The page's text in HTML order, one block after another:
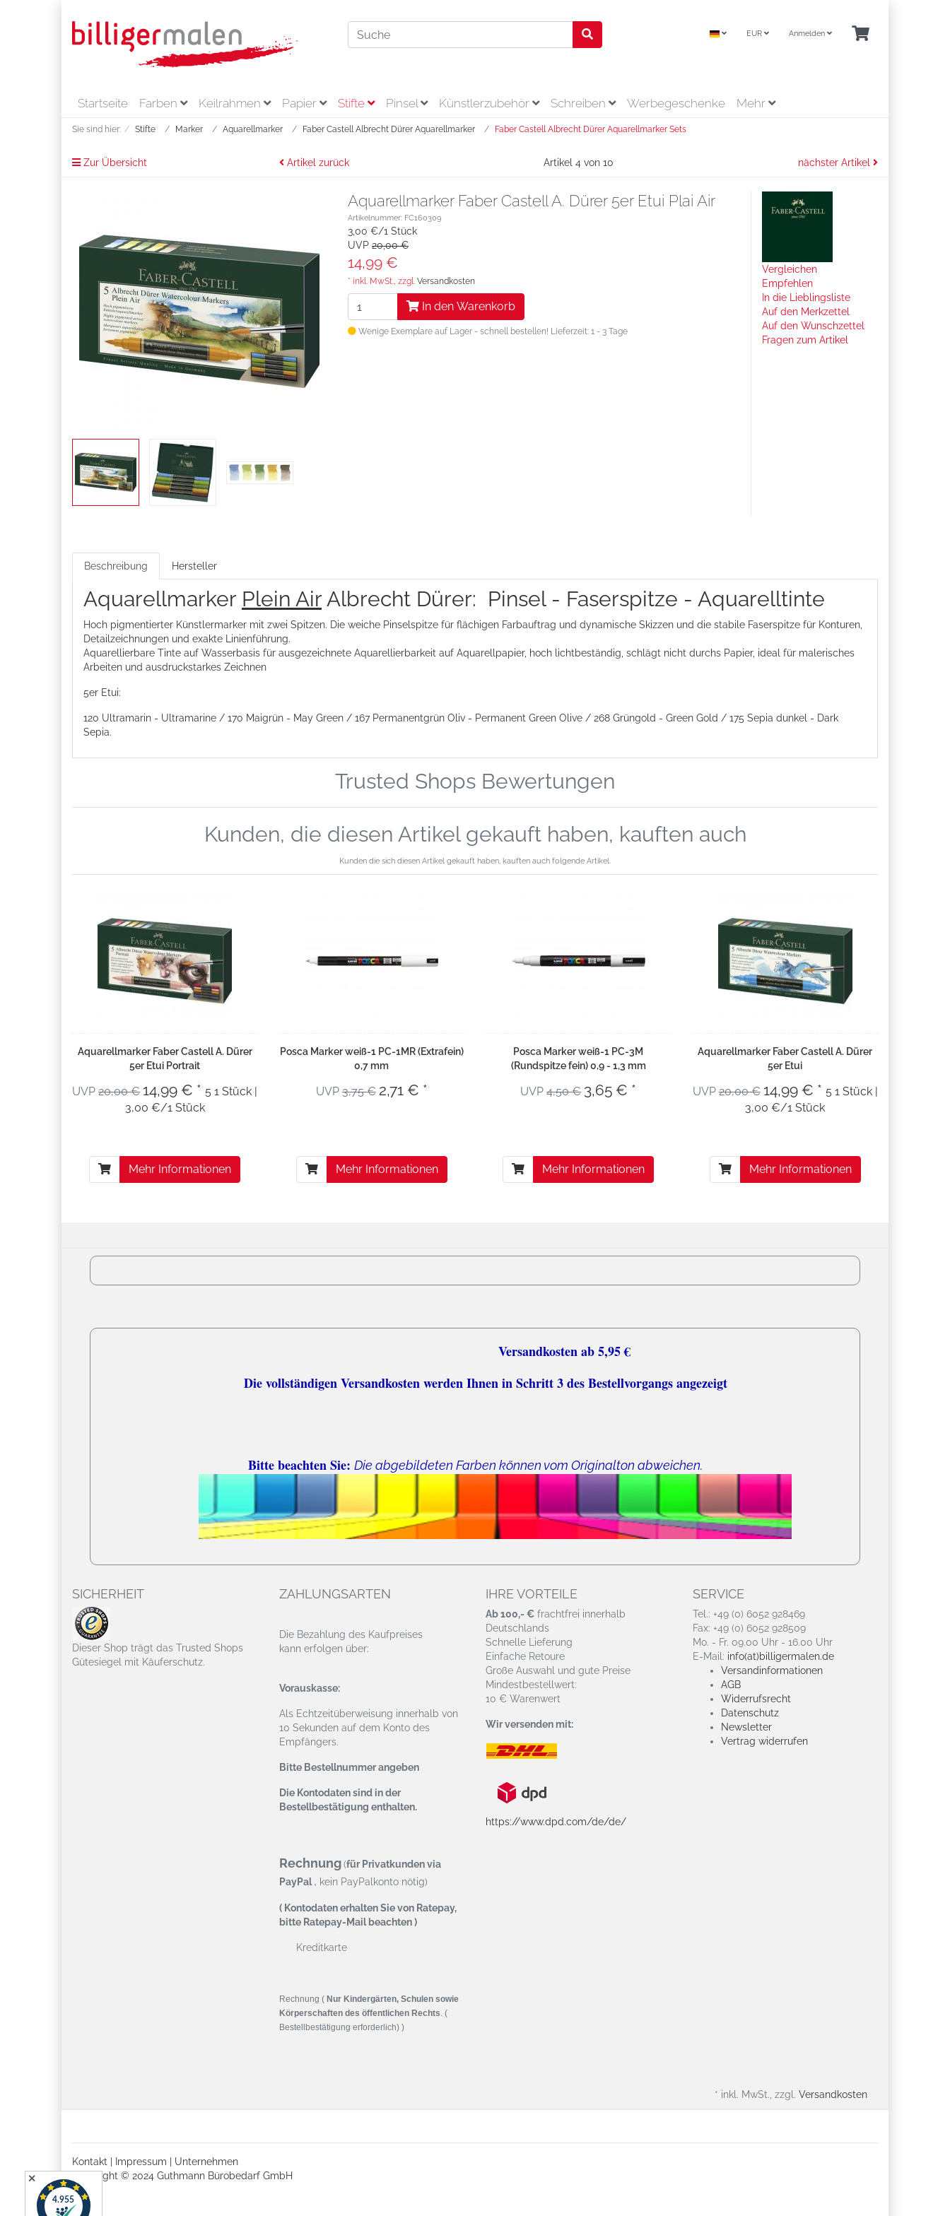
EUR Anmelden
Startseite Farben Keilrahmen Papier Stifte Pinsel Künstlerzubehör Schreiben Werbegeschenke Mehr
Sie sind hier: Stifte Marker Aquarellmarker Faber Castell Albrecht Dürer Aquarellmarker Faber Castell Albrecht Dürer Aquarellmarker Sets
Zur Übersicht Artikel zurück Artikel 4 von 10 nächster Artikel
Aquarellmarker Faber Castell A. Dürer 5er Etui Plai Air
Artikelnummer: FC160309
3,00 €/1 Stück
UVP 20,00 €
14,99 €
* inkl. MwSt., zzgl. Versandkosten
In den Warenkorb
Wenige Exemplare auf Lager - schnell bestellen! Lieferzeit: 1 - 3 Tage
Vergleichen
Empfehlen
In die Lieblingsliste
Auf den Merkzettel
Auf den Wunschzettel
Fragen zum Artikel
Beschreibung Hersteller
Aquarellmarker Plein Air Albrecht Dürer: Pinsel - Faserspitze - Aquarelltinte
Hoch pigmentierter Künstlermarker mit zwei Spitzen. Die weiche Pinselspitze für flächigen Farbauftrag und dynamische Skizzen und die stabile Faserspitze für Konturen,
Detailzeichnungen und exakte Linienführung.
Aquarellierbare Tinte auf Wasserbasis für ausgezeichnete Aquarellierbarkeit auf Aquarellpapier, hoch lichtbeständig, schlägt nicht durchs Papier, ideal für malerisches
Arbeiten und ausdruckstarkes Zeichnen
5er Etui:
120 Ultramarin - Ultramarine / 170 Maigrün - May Green / 167 Permanentgrün Oliv - Permanent Green Olive / 268 Grüngold - Green Gold / 175 Sepia dunkel - Dark
Sepia.
Trusted Shops Bewertungen
Kunden, die diesen Artikel gekauft haben, kauften auch
Kunden die sich diesen Artikel gekauft haben, kauften auch folgende Artikel.
Aquarellmarker Faber Castell A. Dürer
5er Etui Portrait
UVP20,00 € 14,99 € *5 1 Stück |
3,00 €/1 Stück
Mehr Informationen
Posca Marker weiß-1 PC-1MR (Extrafein)
0,7 mm
UVP3,75 € 2,71 € *
Mehr Informationen
Posca Marker weiß-1 PC-3M
(Rundspitze fein) 0,9 - 1,3 mm
UVP4,50 € 3,65 € *
Mehr Informationen
Aquarellmarker Faber Castell A. Dürer
5er Etui
UVP20,00 € 14,99 € * 5 1 Stück |
3,00 €/1 Stück
Mehr Informationen
Versandkosten ab 5,95 €
Die vollständigen Versandkosten werden Ihnen in Schritt 3 des Bestellvorgangs angezeigt
Bitte beachten Sie: Die abgebildeten Farben können vom Originalton abweichen.
SICHERHEIT
Dieser Shop trägt das Trusted Shops
Gütesiegel mit Käuferschutz.
ZAHLUNGSARTEN
Die Bezahlung des Kaufpreises
kann erfolgen über:
Vorauskasse:
Als Echtzeitüberweisung innerhalb von
10 Sekunden auf dem Konto des
Empfängers.
Bitte Bestellnummer angeben
Die Kontodaten sind in der
Bestellbestätigung enthalten.
Rechnung (für Privatkunden via
PayPal, kein PayPalkonto nötig)
( Kontodaten erhalten Sie von Ratepay,
bitte Ratepay-Mail beachten )
Kreditkarte
Rechnung ( Nur Kindergärten, Schulen sowie
Körperschaften des öffentlichen Rechts. (
Bestellbestätigung erforderlich) )
IHRE VORTEILE
Ab 100,- € frachtfrei innerhalb
Deutschlands
Schnelle Lieferung
Einfache Retoure
Große Auswahl und gute Preise
Mindestbestellwert:
10 € Warenwert
Wir versenden mit:
https://www.dpd.com/de/de/
SERVICE
Tel.: +49 (0) 6052 928469
Fax: +49 (0) 6052 928509
Mo. - Fr. 09.00 Uhr - 16.00 Uhr
E-Mail: info(at)billigermalen.de
Versandinformationen
AGB
Widerrufsrecht
Datenschutz
Newsletter
Vertrag widerrufen
* inkl. MwSt., zzgl. Versandkosten
Kontakt Impressum
Unternehmen
Copyright © 2024 Guthmann Bürobedarf GmbH
✕